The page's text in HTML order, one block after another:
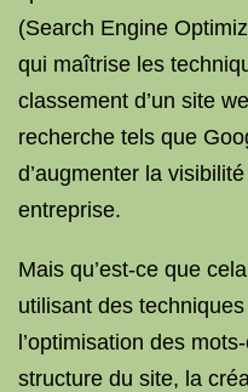
(Search Engine
qui maîtrise les
classement d’un site
recherche tels que
d’augmenter la
entreprise.
Mais qu’est-ce que
utilisant des
l’optimisation des
structure du site, la